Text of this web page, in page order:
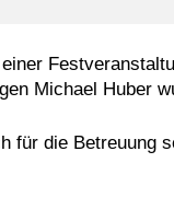
Michael Huber
für die Betreuung